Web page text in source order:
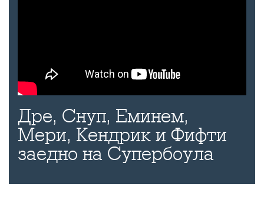
Дре, Снуп, Еминем,
Мери, Кендрик и Фифти
заедно на Супербоула